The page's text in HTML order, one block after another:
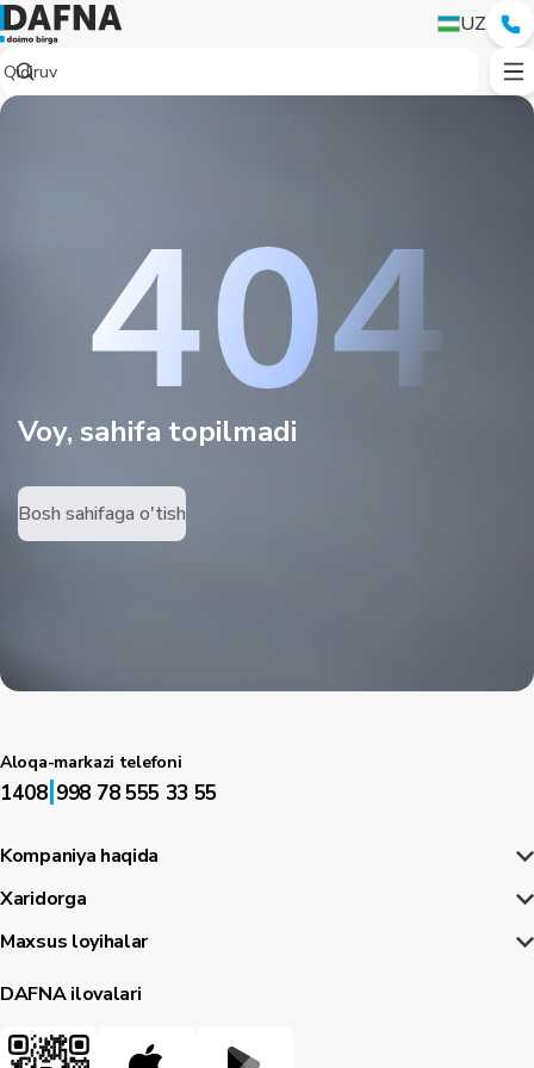
UZ
Voy, sahifa topilmadi
Bosh sahifaga o'tish
Aloqa-markazi telefoni
1408|998 78 555 33 55
Kompaniya haqida
Xaridorga
Maxsus loyihalar
DAFNA ilovalari